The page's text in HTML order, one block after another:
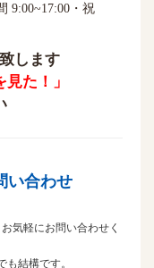
9:00~17:00・祝
します
た！」
い合わせ
気軽にお問い合わせく
結構です。